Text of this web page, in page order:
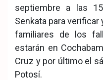
septiembre a las
Senkata para
familiares de los
estarán en
Cruz y por último el
Potosí.